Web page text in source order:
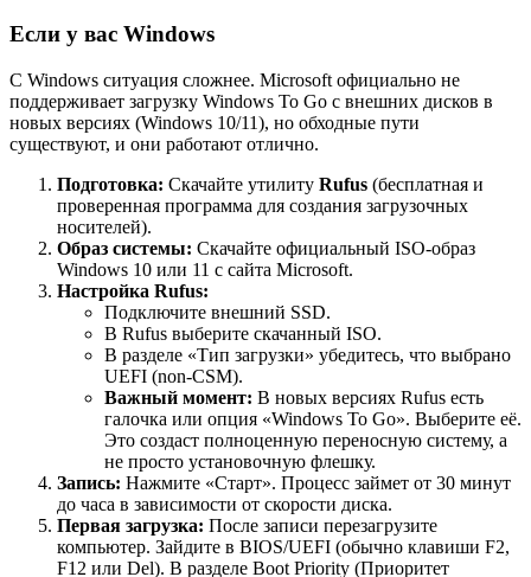
Если у вас Windows
С Windows ситуация сложнее. Microsoft официально не
поддерживает загрузку Windows To Go с внешних дисков в
новых версиях (Windows 10/11), но обходные пути
существуют, и они работают отлично.
Подготовка: Скачайте утилиту Rufus (бесплатная и
проверенная программа для создания загрузочных
носителей).
Образ системы: Скачайте официальный ISO-образ
Windows 10 или 11 с сайта Microsoft.
Настройка Rufus:
Подключите внешний SSD.
В Rufus выберите скачанный ISO.
В разделе «Тип загрузки» убедитесь, что выбрано
UEFI (non-CSM).
Важный момент: В новых версиях Rufus есть
галочка или опция «Windows To Go». Выберите её.
Это создаст полноценную переносную систему, а
не просто установочную флешку.
Запись: Нажмите «Старт». Процесс займет от 30 минут
до часа в зависимости от скорости диска.
Первая загрузка: После записи перезагрузите
компьютер. Зайдите в BIOS/UEFI (обычно клавиши F2,
F12 или Del). В разделе Boot Priority (Приоритет